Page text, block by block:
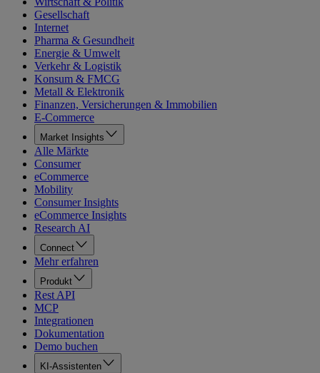
Gesellschaft
Internet
Pharma & Gesundheit
Energie & Umwelt
Verkehr & Logistik
Konsum & FMCG
Metall & Elektronik
Finanzen, Versicherungen & Immobilien
E-Commerce
Market Insights
Alle Märkte
Consumer
eCommerce
Mobility
Consumer Insights
eCommerce Insights
Research AI
Connect
Mehr erfahren
Produkt
Rest API
MCP
Integrationen
Dokumentation
Demo buchen
KI-Assistenten